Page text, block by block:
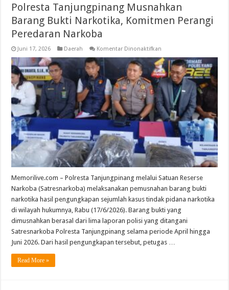
Polresta Tanjungpinang Musnahkan
Barang Bukti Narkotika, Komitmen Perangi
Peredaran Narkoba
Juni 17, 2026 Daerah Komentar Dinonaktifkan
Tanjungpinang
Musnahkan
Barang
Bukti
Narkotika,
Komitmen
Perangi
Peredaran
Narkoba
Memorilive.com – Polresta Tanjungpinang melalui Satuan Reserse
Narkoba (Satresnarkoba) melaksanakan pemusnahan barang bukti
narkotika hasil pengungkapan sejumlah kasus tindak pidana narkotika
di wilayah hukumnya, Rabu (17/6/2026). Barang bukti yang
dimusnahkan berasal dari lima laporan polisi yang ditangani
Satresnarkoba Polresta Tanjungpinang selama periode April hingga
Juni 2026. Dari hasil pengungkapan tersebut, petugas …
Read More »